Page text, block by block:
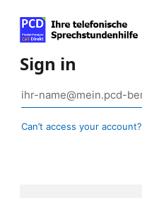
Sign in
Can’t access your account?